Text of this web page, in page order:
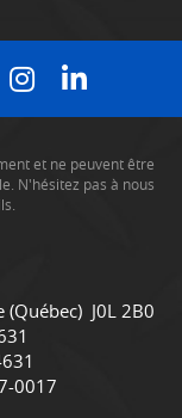
et ne peuvent être
N'hésitez pas à nous
(Québec) J0L 2B0
0017